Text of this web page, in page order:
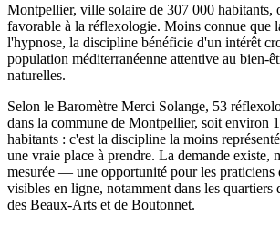
Montpellier, ville solaire de 307 000 habitants,
favorable à la réflexologie. Moins connue que
l'hypnose, la discipline bénéficie d'un intérêt
population méditerranéenne attentive au bien-
naturelles.
Selon le Baromètre Merci Solange, 53
dans la commune de Montpellier, soit environ
habitants : c'est la discipline la moins
une vraie place à prendre. La demande existe,
mesurée — une opportunité pour les praticiens
visibles en ligne, notamment dans les quartiers
des Beaux-Arts et de Boutonnet.